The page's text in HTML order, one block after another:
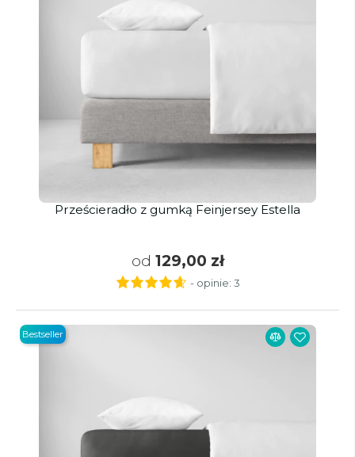
Prześcieradło z gumką Feinjersey Estella
od 129,00 zł
- opinie: 3
Bestseller